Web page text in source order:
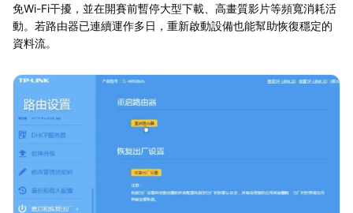
免Wi-Fi干擾，並在開賽前暫停大型下載、高畫質影片等頻寬消耗活
動。若路由器已連續運作多日，重新啟動設備也能幫助恢復穩定的
資料流。